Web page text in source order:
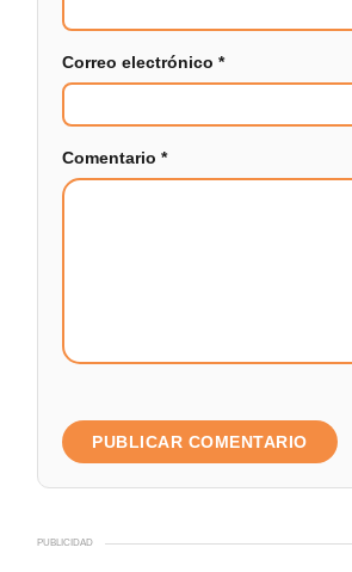
Correo electrónico*
Comentario*
PUBLICIDAD